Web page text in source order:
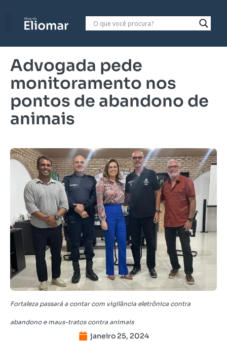
Advogada pede
monitoramento nos
pontos de abandono de
animais
Fortaleza passará a contar com vigilância eletrônica contra
abandono e maus-tratos contra animais
janeiro 25, 2024